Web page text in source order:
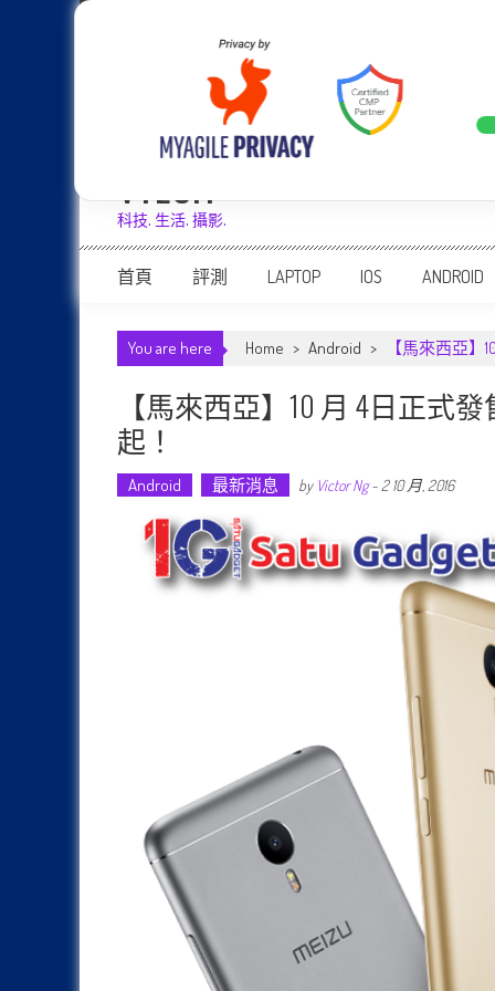
Skip
設計往旗艦機靠攏：Samsung
VTECH
科技. 生活. 攝影.
首頁 評測 LAPTOP IOS ANDROID
You are here Home > Android > 【馬來西亞】
【馬來西亞】10 月 4日正式發
起！
Android 最新消息 by Victor Ng- 2 10 月, 2016